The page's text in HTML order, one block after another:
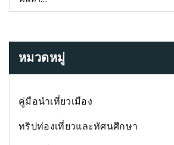
หมวดหมู่
คู่มือนำเที่ยวเมือง
ทริปท่องเที่ยวและทัศนศึกษา